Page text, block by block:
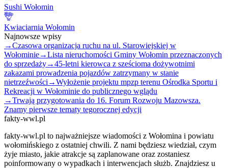
Sushi Wołomin
Kwiaciarnia Wołomin
Najnowsze wpisy
→Czasowa organizacja ruchu na ul. Starowiejskiej w
Wołominie→Lista nieruchomości Gminy Wołomin przeznaczonych
do sprzedaży→45-letni kierowca z sześcioma dożywotnimi
zakazami prowadzenia pojazdów zatrzymany w stanie
nietrzeźwości →Wyłożenie projektu mpzp terenu Ośrodka Sportu i
Rekreacji w Wołominie do publicznego wglądu
→Trwają przygotowania do 16. Forum Rozwoju Mazowsza.
Znamy pierwsze tematy tegorocznej edycji
fakty-wwl.pl
fakty-wwl.pl to najważniejsze wiadomości z Wołomina i powiatu
wołomińskiego z ostatniej chwili. Z nami będziesz wiedział, czym
żyje miasto, jakie atrakcje są zaplanowane oraz zostaniesz
poinformowany o wypadkach i interwencjach służb. Znajdziesz u